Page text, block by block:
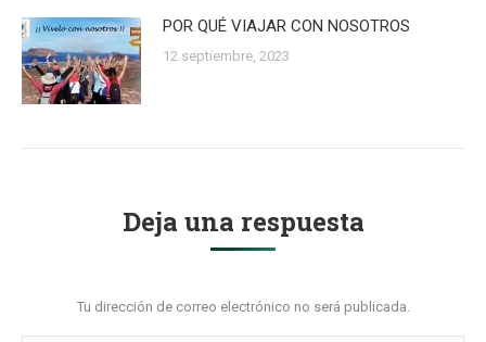
POR QUÉ VIAJAR CON NOSOTROS
12 septiembre, 2023
Deja una respuesta
Tu dirección de correo electrónico no será publicada.